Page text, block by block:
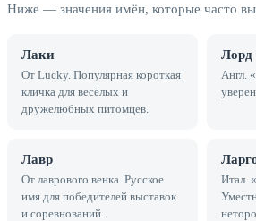
Ниже — значения имён, которые часто
Лаки
От Lucky. Популярная короткая
кличка для весёлых и
дружелюбных питомцев.
Лорд
Англ.
Лавр
От лаврового венка. Русское
имя для победителей выставок
и соревнований.
Итал.